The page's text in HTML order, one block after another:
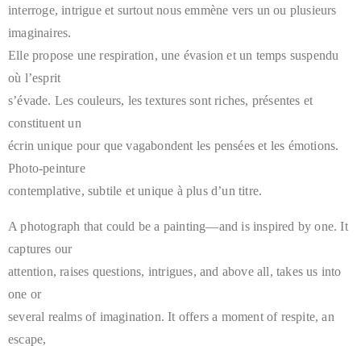
interroge, intrigue et surtout nous emmène vers un ou plusieurs
imaginaires.
Elle propose une respiration, une évasion et un temps suspendu
où l’esprit
s’évade. Les couleurs, les textures sont riches, présentes et
constituent un
écrin unique pour que vagabondent les pensées et les émotions.
Photo-peinture
contemplative, subtile et unique à plus d’un titre.
A photograph that could be a painting—and is inspired by one. It
captures our
attention, raises questions, intrigues, and above all, takes us into
one or
several realms of imagination. It offers a moment of respite, an
escape,